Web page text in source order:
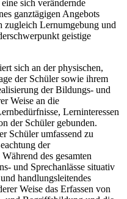
sich verändernde
ganztägigen Angebots
Lernumgebung und
geistige
sich an der physischen,
der Schüler sowie ihrem
der Bildungs- und
Weise an die
Lerninteressen
der Schüler gebunden.
Schüler umfassend zu
der
des gesamten
und Sprechanlässe situativ
handlungsleitendes
Weise das Erfassen von